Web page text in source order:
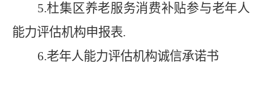
5.杜集区养老服务消费补贴参与老年人
能力评估机构申报表.
6.老年人能力评估机构诚信承诺书